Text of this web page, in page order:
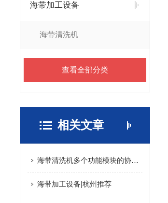
海带加工设备
海带清洗机
查看全部分类
相关文章
海带清洗机多个功能模块的协同优化与食品级安全设计分享
海带加工设备|杭州推荐